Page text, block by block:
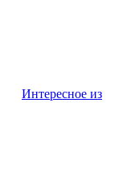
Интересное из